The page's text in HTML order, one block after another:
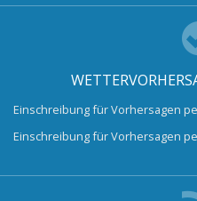
Einschreibung für Vorhersagen
Einschreibung für Vorhersagen